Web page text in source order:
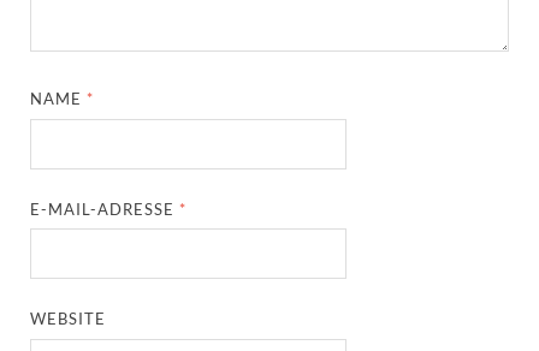
NAME *
E-MAIL-ADRESSE *
WEBSITE